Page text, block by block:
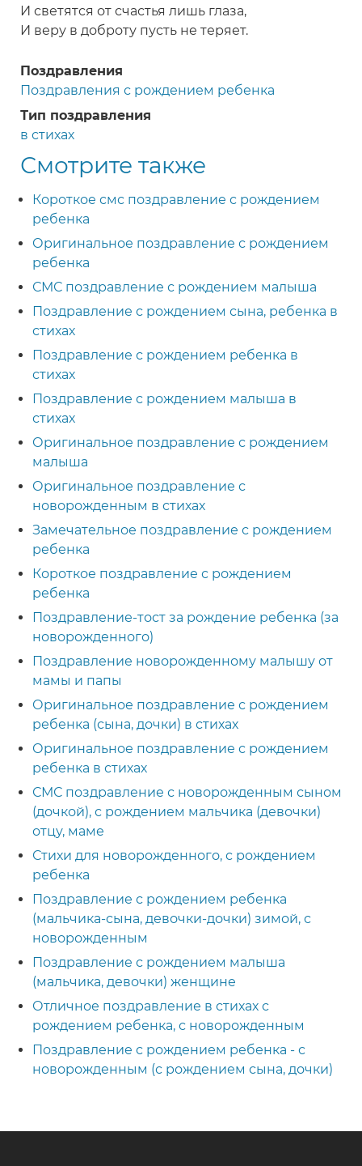
И светятся от счастья лишь глаза,
И веру в доброту пусть не теряет.
Поздравления
Поздравления с рождением ребенка
Тип поздравления
в стихах
Смотрите также
Короткое смс поздравление с рождением
ребенка
Оригинальное поздравление с рождением
ребенка
СМС поздравление с рождением малыша
Поздравление с рождением сына, ребенка в
стихах
Поздравление с рождением ребенка в
стихах
Поздравление с рождением малыша в
стихах
Оригинальное поздравление с рождением
малыша
Оригинальное поздравление с
новорожденным в стихах
Замечательное поздравление с рождением
ребенка
Короткое поздравление с рождением
ребенка
Поздравление-тост за рождение ребенка (за
новорожденного)
Поздравление новорожденному малышу от
мамы и папы
Оригинальное поздравление с рождением
ребенка (сына, дочки) в стихах
Оригинальное поздравление с рождением
ребенка в стихах
СМС поздравление с новорожденным сыном
(дочкой), с рождением мальчика (девочки)
отцу, маме
Стихи для новорожденного, с рождением
ребенка
Поздравление с рождением ребенка
(мальчика-сына, девочки-дочки) зимой, с
новорожденным
Поздравление с рождением малыша
(мальчика, девочки) женщине
Отличное поздравление в стихах с
рождением ребенка, с новорожденным
Поздравление с рождением ребенка - с
новорожденным (с рождением сына, дочки)